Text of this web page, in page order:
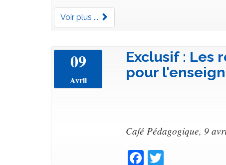
Voir plus ...
09
Avril
Exclusif : Les
pour
Café Pédagogique, 9
Facebook